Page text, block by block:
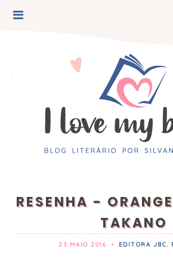
RESENHA -
TAKANO
23 MAIO 2016 • EDITORA JBC,